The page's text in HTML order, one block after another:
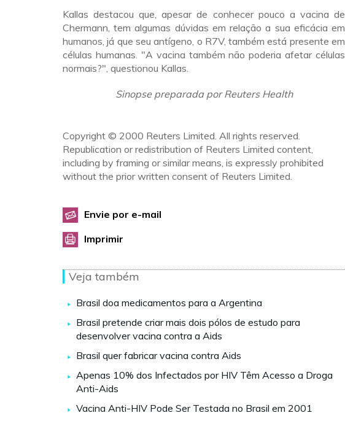
Kallas destacou que, apesar de conhecer pouco a vacina de
Chermann, tem algumas dúvidas em relação a sua eficácia em
humanos, já que seu antígeno, o R7V, também está presente em
células humanas. "A vacina também não poderia afetar células
normais?", questionou Kallas.
Sinopse preparada por Reuters Health
Copyright © 2000 Reuters Limited. All rights reserved.
Republication or redistribution of Reuters Limited content,
including by framing or similar means, is expressly prohibited
without the prior written consent of Reuters Limited.
Envie por e-mail
Imprimir
Veja também
Brasil doa medicamentos para a Argentina
Brasil pretende criar mais dois pólos de estudo para
desenvolver vacina contra a Aids
Brasil quer fabricar vacina contra Aids
Apenas 10% dos Infectados por HIV Têm Acesso a Droga
Anti-Aids
Vacina Anti-HIV Pode Ser Testada no Brasil em 2001